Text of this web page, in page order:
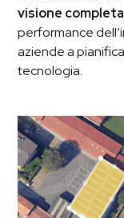
visione
performance
aziende a
tecnologia.